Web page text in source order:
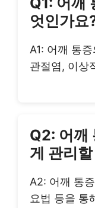
엇인가요
A1: 어깨 통
관절염, 이상
Q2: 어깨
게 관리
A2: 어깨 통
요법 등을 통